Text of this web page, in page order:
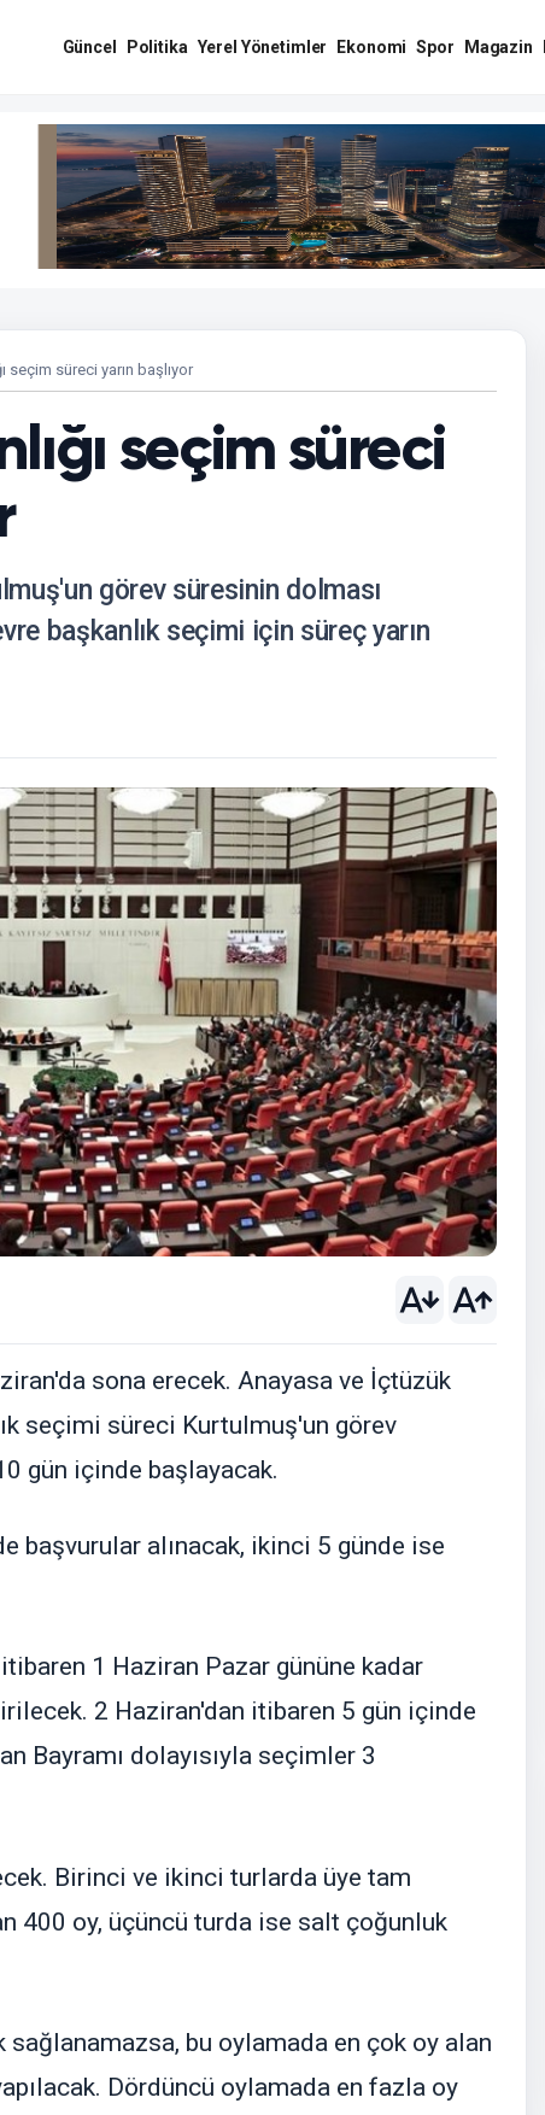
Güncel Politika Yerel Yönetimler Ekonomi Spor Magazin
seçim süreci yarın başlıyor
seçim süreci
görev süresinin dolması
başkanlık seçimi için süreç yarın
sona erecek. Anayasa ve İçtüzük
seçimi süreci Kurtulmuş'un görev
gün içinde başlayacak.
başvurular alınacak, ikinci 5 günde ise
1 Haziran Pazar gününe kadar
2 Haziran'dan itibaren 5 gün içinde
Bayramı dolayısıyla seçimler 3
Birinci ve ikinci turlarda üye tam
400 oy, üçüncü turda ise salt çoğunluk
bu oylamada en çok oy alan
Dördüncü oylamada en fazla oy